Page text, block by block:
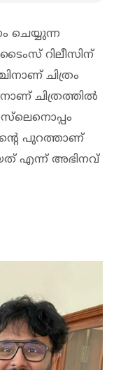
ചെയ്യുന്ന
റിലീസിന്
ചിത്രം
ചിത്രത്തിൽ
പുറത്താണ്
എന്ന് അഭിനവ്